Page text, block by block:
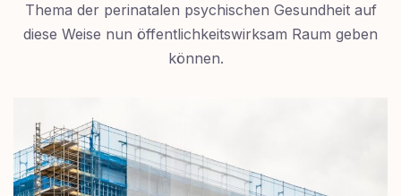
Thema der perinatalen psychischen Gesundheit auf
diese Weise nun öffentlichkeitswirksam Raum geben
können.